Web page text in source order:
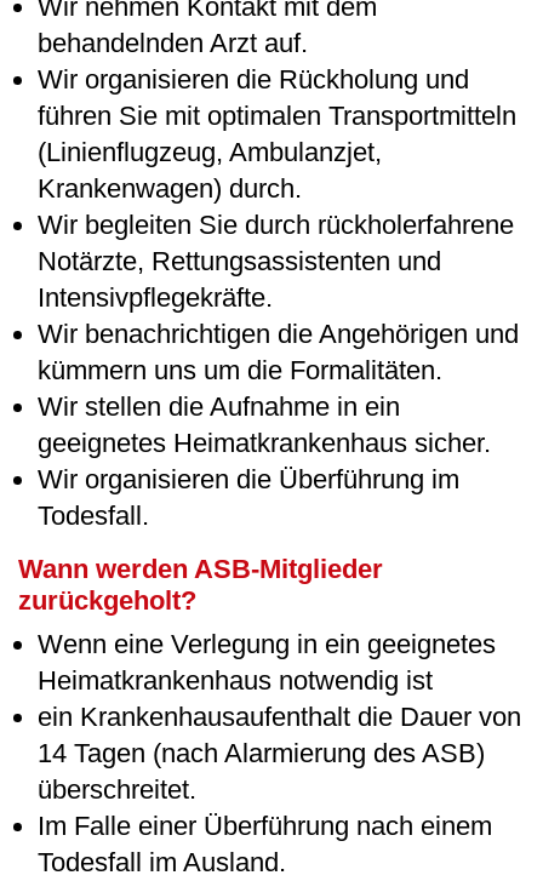
Wir nehmen Kontakt mit dem
behandelnden Arzt auf.
Wir organisieren die Rückholung und
führen Sie mit optimalen Transportmitteln
(Linienflugzeug, Ambulanzjet,
Krankenwagen) durch.
Wir begleiten Sie durch rückholerfahrene
Notärzte, Rettungsassistenten und
Intensivpflegekräfte.
Wir benachrichtigen die Angehörigen und
kümmern uns um die Formalitäten.
Wir stellen die Aufnahme in ein
geeignetes Heimatkrankenhaus sicher.
Wir organisieren die Überführung im
Todesfall.
Wann werden ASB-Mitglieder
zurückgeholt?
Wenn eine Verlegung in ein geeignetes
Heimatkrankenhaus notwendig ist
ein Krankenhausaufenthalt die Dauer von
14 Tagen (nach Alarmierung des ASB)
überschreitet.
Im Falle einer Überführung nach einem
Todesfall im Ausland.